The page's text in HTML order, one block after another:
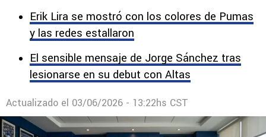
Erik Lira se mostró con los colores de Pumas
y las redes estallaron
El sensible mensaje de Jorge Sánchez tras
lesionarse en su debut con Altas
Actualizado el 03/06/2026 - 13:22hs CST